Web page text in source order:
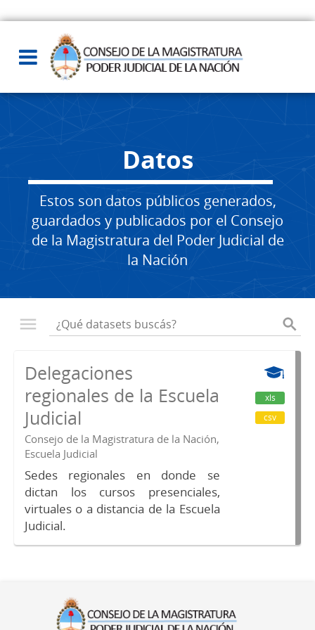
Datos
Estos son datos públicos generados,
guardados y publicados por el Consejo
de la Magistratura del Poder Judicial de
la Nación
Delegaciones
regionales de la Escuela
Judicial
Consejo de la Magistratura de la Nación,
Escuela Judicial
Sedes regionales en donde se
dictan los cursos presenciales,
virtuales o a distancia de la Escuela
Judicial.
xls
csv